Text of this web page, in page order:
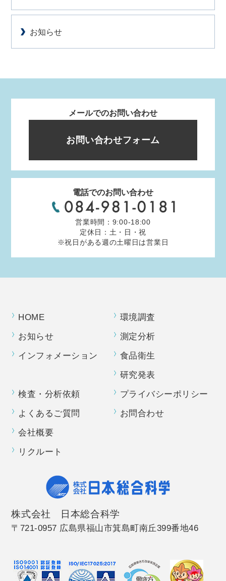
お知らせ
メールでのお問い合わせ
お問い合わせフォーム
電話でのお問い合わせ
営業時間：9:00-18:00
定休日：土・日・祝
※祝日がある週の土曜日は営業日
株式会社 日本総合科学
〒721-0957 広島県福山市箕島町南丘399番地46
HOME
お知らせ
インフォメーション
環境調査
測定分析
食品衛生
研究発表
検査・分析依頼
よくあるご質問
会社概要
リクルート
プライバシーポリシー
お問合わせ